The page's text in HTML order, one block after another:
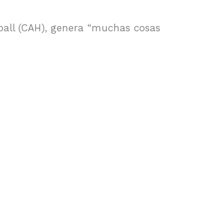
(CAH), genera “muchas cosas